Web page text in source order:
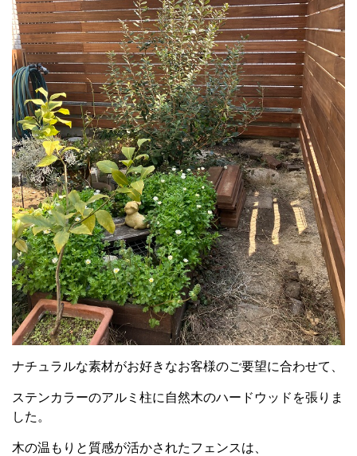
ナチュラルな素材がお好きなお客様のご要望に合わせて、
ステンカラーのアルミ柱に自然木のハードウッドを張りま
した。
木の温もりと質感が活かされたフェンスは、